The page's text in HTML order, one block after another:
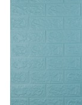
48 грн.